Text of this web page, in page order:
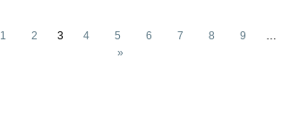
1 2 3 4 5 6 7 8 9 …
»